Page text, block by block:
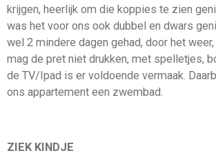
krijgen, heerlijk om die koppies te zien
was het voor ons ook dubbel en dwars
wel 2 mindere dagen gehad, door het
mag de pret niet drukken, met spelletjes,
de TV/Ipad is er voldoende vermaak.
ons appartement een zwembad.
ZIEK KINDJE